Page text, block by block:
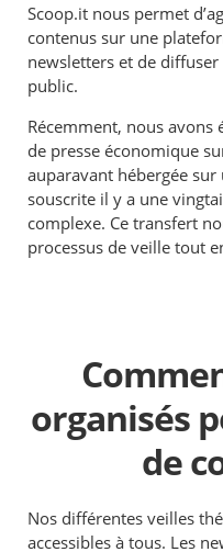
Scoop.it nous permet
contenus sur une
newsletters et de
public.
Récemment, nous
de presse économique
auparavant hébergée
souscrite il y a une
complexe. Ce transfert
processus de veille tout
organisés
de
Nos différentes veilles
accessibles à tous. Les